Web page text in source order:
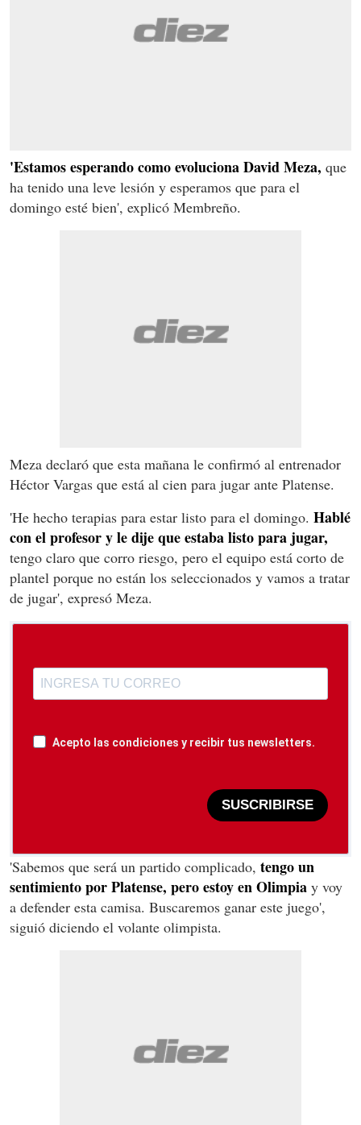
'Estamos esperando como evoluciona David Meza, que
ha tenido una leve lesión y esperamos que para el
domingo esté bien', explicó Membreño.
Meza declaró que esta mañana le confirmó al entrenador
Héctor Vargas que está al cien para jugar ante Platense.
'He hecho terapias para estar listo para el domingo. Hablé
con el profesor y le dije que estaba listo para jugar,
tengo claro que corro riesgo, pero el equipo está corto de
plantel porque no están los seleccionados y vamos a tratar
de jugar', expresó Meza.
Acepto las condiciones y recibir tus newsletters.
SUSCRIBIRSE
'Sabemos que será un partido complicado, tengo un
sentimiento por Platense, pero estoy en Olimpia y voy
a defender esta camisa. Buscaremos ganar este juego',
siguió diciendo el volante olimpista.